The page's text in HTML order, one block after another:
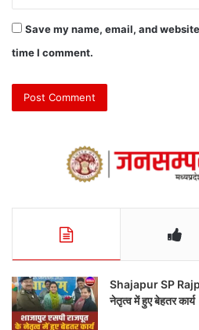
Save my name, email, and
time I comment.
Shajapur SP
नेतृत्व में हुए बेहतर कार्य